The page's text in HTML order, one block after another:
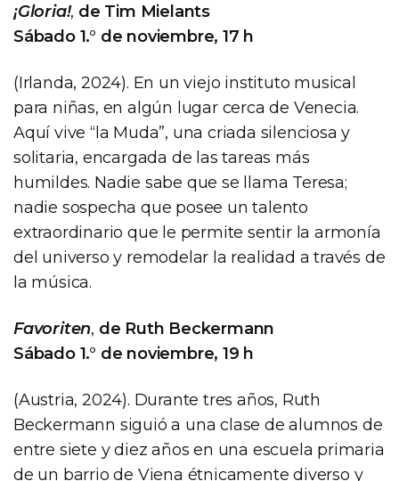
¡Gloria!, de Tim Mielants
Sábado 1.° de noviembre, 17 h
(Irlanda, 2024). En un viejo instituto musical
para niñas, en algún lugar cerca de Venecia.
Aquí vive “la Muda”, una criada silenciosa y
solitaria, encargada de las tareas más
humildes. Nadie sabe que se llama Teresa;
nadie sospecha que posee un talento
extraordinario que le permite sentir la armonía
del universo y remodelar la realidad a través de
la música.
Favoriten, de Ruth Beckermann
Sábado 1.° de noviembre, 19 h
(Austria, 2024). Durante tres años, Ruth
Beckermann siguió a una clase de alumnos de
entre siete y diez años en una escuela primaria
de un barrio de Viena étnicamente diverso y